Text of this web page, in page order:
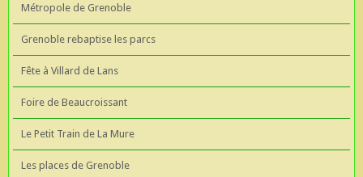
Métropole de Grenoble
Grenoble rebaptise les parcs
Fête à Villard de Lans
Foire de Beaucroissant
Le Petit Train de La Mure
Les places de Grenoble